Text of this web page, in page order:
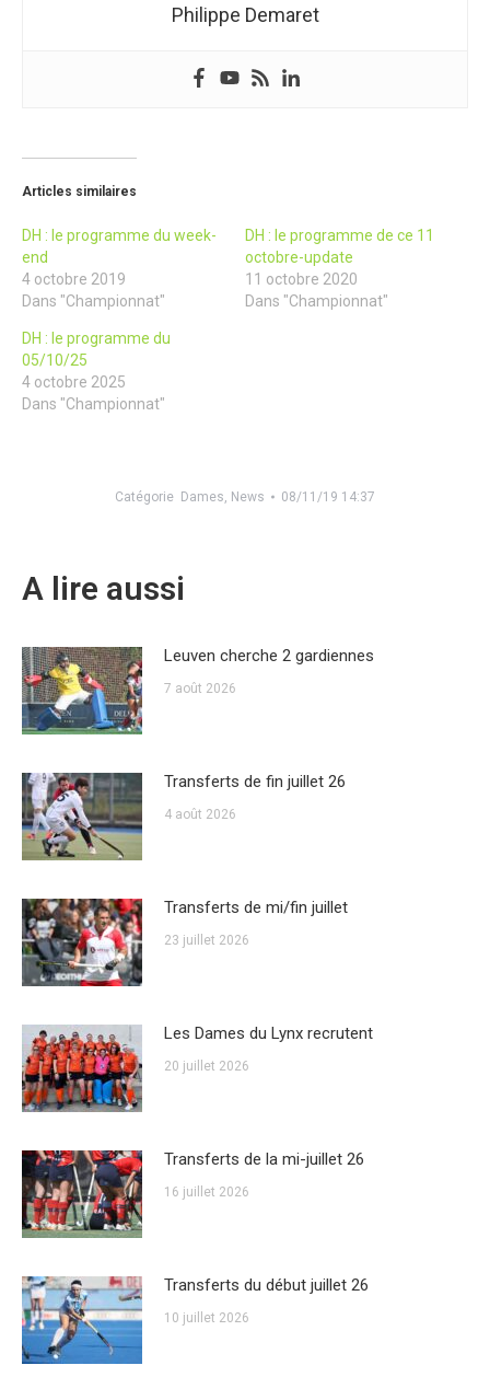
Philippe Demaret
Articles similaires
DH : le programme du week-
end
4 octobre 2019
Dans "Championnat"
DH : le programme de ce 11
octobre-update
11 octobre 2020
Dans "Championnat"
DH : le programme du
05/10/25
4 octobre 2025
Dans "Championnat"
Catégorie Dames, News 08/11/19 14:37
A lire aussi
Leuven cherche 2 gardiennes
7 août 2026
Transferts de fin juillet 26
4 août 2026
Transferts de mi/fin juillet
23 juillet 2026
Les Dames du Lynx recrutent
20 juillet 2026
Transferts de la mi-juillet 26
16 juillet 2026
Transferts du début juillet 26
10 juillet 2026